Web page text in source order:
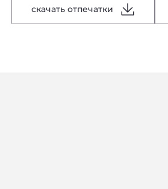
скачать отпечатки